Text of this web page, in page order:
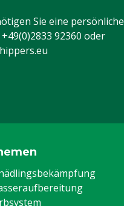
Sie eine persönliche
+49(0)2833 92360 oder